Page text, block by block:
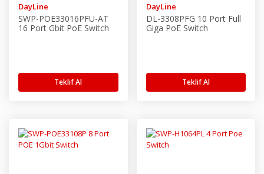
DayLine
SWP-POE33016PFU-AT
16 Port Gbit PoE Switch
Teklif Al
DayLine
DL-3308PFG 10 Port Full
Giga PoE Switch
Teklif Al